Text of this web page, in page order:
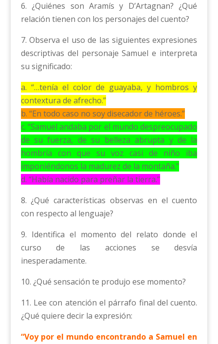
6. ¿Quiénes son Aramís y D’Artagnan? ¿Qué
relación tienen con los personajes del cuento?
7. Observa el uso de las siguientes expresiones
descriptivas del personaje Samuel e interpreta
su significado:
a. “…tenía el color de guayaba, y hombros y
contextura de afrecho.”
b. “En todo caso no soy disecador de héroes.”
c. “Samuel andaba por el mundo despreocupado
de su fuerza, de su belleza abrupta y de la
hombría con que su voz casi de niño iba
imponiéndonos la madurez de la montaña.”
d. “Había nacido para preñar la tierra.”
8. ¿Qué características observas en el cuento
con respecto al lenguaje?
9. Identifica el momento del relato donde el
curso de las acciones se desvía
inesperadamente.
10. ¿Qué sensación te produjo ese momento?
11. Lee con atención el párrafo final del cuento.
¿Qué quiere decir la expresión:
“Voy por el mundo encontrando a Samuel en